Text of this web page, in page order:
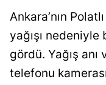
Ankara’nın
yağışı nedeniyle
gördü. Yağış
telefonu